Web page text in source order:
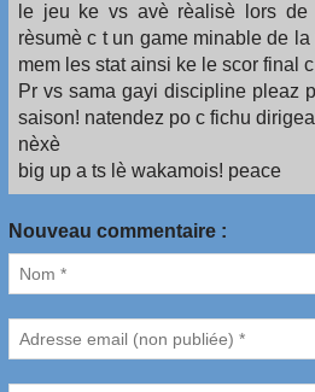
le jeu ke vs avè rèalisè lors
rèsumè c t un game minable de
mem les stat ainsi ke le scor final
Pr vs sama gayi discipline pleaz
saison! natendez po c fichu
nèxè
big up a ts lè wakamois! peace
Nouveau commentaire :